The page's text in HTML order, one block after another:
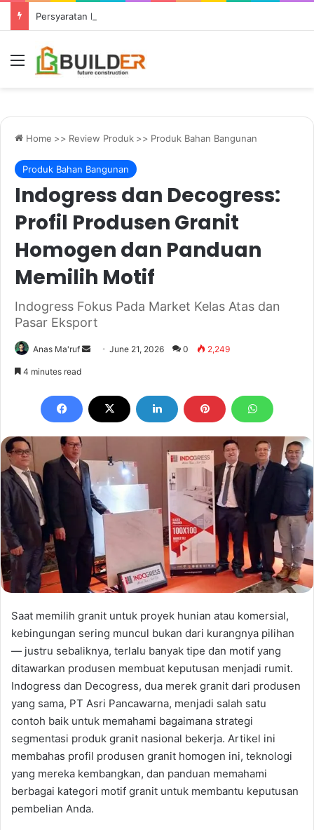
Menu
Home >> Review Produk >> Produk Bahan Bangunan
Produk Bahan Bangunan
Indogress dan Decogress:
Profil Produsen Granit
Homogen dan Panduan
Memilih Motif
Indogress Fokus Pada Market Kelas Atas dan
Pasar Eksport
Anas Ma'ruf
SendJune 21, 2026 0 2,249
4 minutes read
Saat memilih granit untuk proyek hunian atau komersial,
kebingungan sering muncul bukan dari kurangnya pilihan
— justru sebaliknya, terlalu banyak tipe dan motif yang
ditawarkan produsen membuat keputusan menjadi rumit.
Indogress dan Decogress, dua merek granit dari produsen
yang sama, PT Asri Pancawarna, menjadi salah satu
contoh baik untuk memahami bagaimana strategi
segmentasi produk granit nasional bekerja. Artikel ini
membahas profil produsen granit homogen ini, teknologi
yang mereka kembangkan, dan panduan memahami
berbagai kategori motif granit untuk membantu keputusan
pembelian Anda.